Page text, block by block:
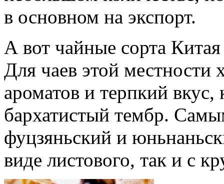
в основном на экспорт.
А вот чайные сорта
Для чаев этой местности
ароматов и терпкий
бархатистый тембр.
фуцзяньский и
виде листового, так и с